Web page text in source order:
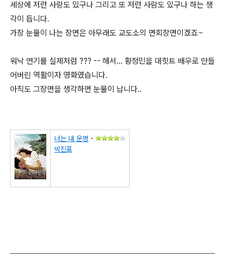
세상에 저런 사랑도 있구나 그리고 또 저런 사람도 있구나 하는 생
각이 듭니다.
가장 눈물이 나는 장면은 아무래도 교도소의 면회장면이겠죠~
워낙 연기를 실제처럼 ??? -- 해서... 황정민을 대힛트 배우로 만들
어버린 역활이자 영화였습니다.
아직도 그장면을 생각하면 눈물이 납니다..
너는 내 운명 -
박진표